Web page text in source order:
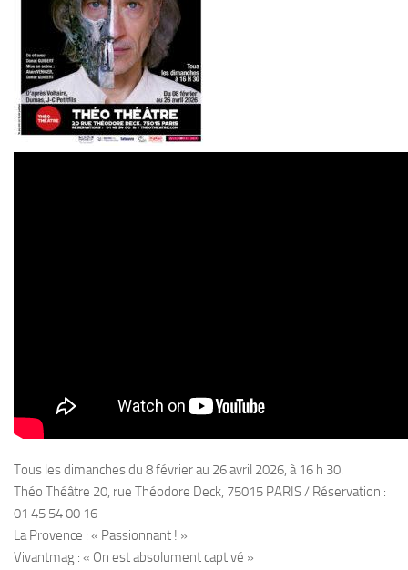
Tous les dimanches du 8 février au 26 avril 2026, à 16 h 30.
Théo Théâtre 20, rue Théodore Deck, 75015 PARIS / Réservation :
01 45 54 00 16
La Provence : « Passionnant ! »
Vivantmag : « On est absolument captivé »